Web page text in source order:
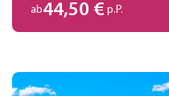
ab44,50 € p.P.